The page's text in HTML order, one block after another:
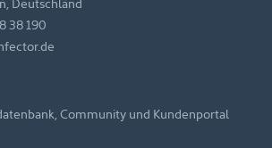
Deutschland
38 190
Community und Kundenportal